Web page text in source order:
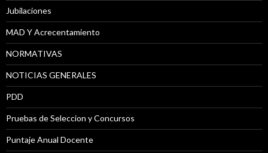
Jubilaciones
MAD Y Acrecentamiento
NORMATIVAS
NOTICIAS GENERALES
PDD
Pruebas de Seleccion y Concursos
Puntaje Anual Docente